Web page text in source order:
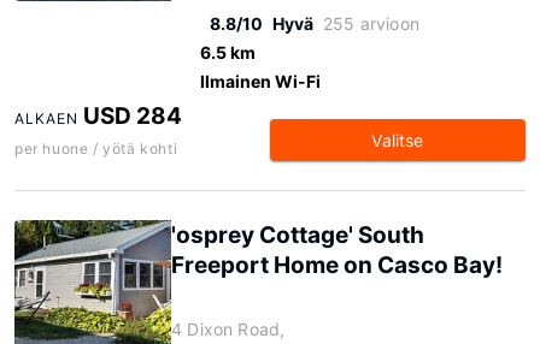
8.8/10 Hyvä 255 arvioon
6.5 km
Ilmainen Wi-Fi
ALKAEN USD 284
per huone / yötä kohti Valitse
'osprey Cottage' South
Freeport Home on Casco Bay!
4 Dixon Road,